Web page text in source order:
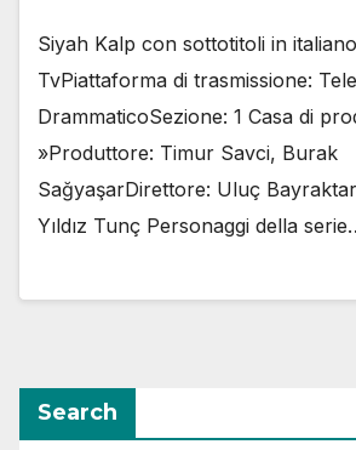
Siyah Kalp con sottotitoli in
TvPiattaforma di trasmissione:
DrammaticoSezione: 1 Casa di
»Produttore: Timur Savci, Burak
SağyaşarDirettore: Uluç
Yıldız Tunç Personaggi della
Search